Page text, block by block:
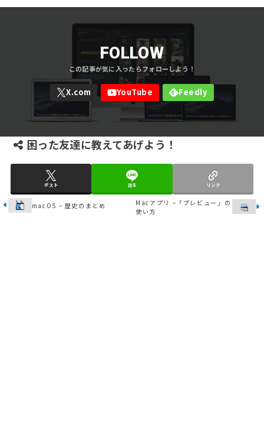
FOLLOW
困った友達に教えてあげよう！
ポスト 送る リンク
macOS – 歴史のまとめ
Macアプリ –「プレビュー」の
使い方